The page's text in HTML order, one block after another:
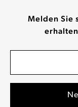
Melden Sie